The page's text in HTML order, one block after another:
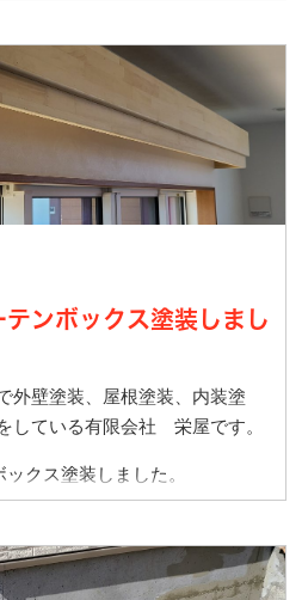
ンボックス塗装しまし
外壁塗装、屋根塗装、内装塗
している有限会社 栄屋です。
クス塗装しました。